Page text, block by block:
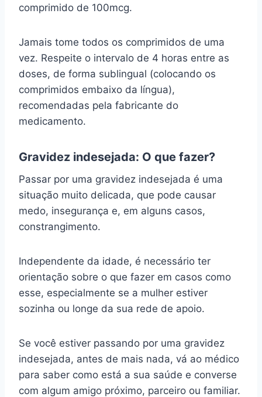
comprimido de 100mcg.
Jamais tome todos os comprimidos de uma
vez. Respeite o intervalo de 4 horas entre as
doses, de forma sublingual (colocando os
comprimidos embaixo da língua),
recomendadas pela fabricante do
medicamento.
Gravidez indesejada: O que fazer?
Passar por uma gravidez indesejada é uma
situação muito delicada, que pode causar
medo, insegurança e, em alguns casos,
constrangimento.
Independente da idade, é necessário ter
orientação sobre o que fazer em casos como
esse, especialmente se a mulher estiver
sozinha ou longe da sua rede de apoio.
Se você estiver passando por uma gravidez
indesejada, antes de mais nada, vá ao médico
para saber como está a sua saúde e converse
com algum amigo próximo, parceiro ou familiar.